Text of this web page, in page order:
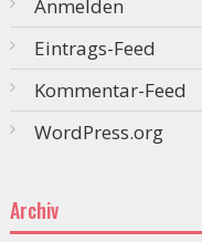
Anmelden
Eintrags-Feed
Kommentar-Feed
WordPress.org
Archiv